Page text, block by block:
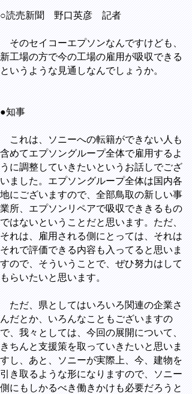
○読売新聞 野口英彦 記者
そのセイコーエプソンなんですけども、
新工場の方で今の工場の雇用が吸収できる
というような見通しなんでしょうか。
●知事
これは、ソニーへの転籍ができない人も
含めてエプソングループ全体で雇用するよ
うに調整していきたいというお話しでござ
いました。エプソングループ全体は国内各
地にございますので、全部鳥取の新しい事
業所、エプソンリペアで吸収でききるもの
ではないということだと思います。ただ、
それは、雇用される側にとっては、それは
それで評価できる内容も入ってると思いま
すので、そういうことで、ぜひ努力はして
もらいたいと思います。
ただ、県としてはいろいろ関連の企業さ
んだとか、いろんなこともございますの
で、我々としては、今回の展開について、
きちんと支援策を取っていきたいと思いま
すし、あと、ソニーが実際上、今、建物を
引き取るような形になりますので、ソニー
側にもしかるべき働きかけも必要だろうと